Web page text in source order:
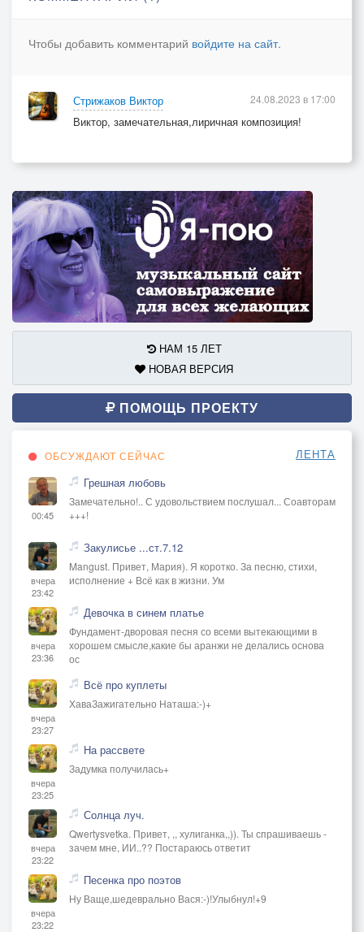
Самой лучшей женой на свете , да……
Самой лучшей женой на свете .
Параллельно идет по жизни,
Может встретиться надо вновь,
Чтобы вместе идти до тризны.
Чтобы добавить комментарий войдите на сайт.
Стрижаков Виктор
Виктор, замечательная,лиричная композиция!
24.08.2023 в 17:00
НАМ 15 ЛЕТ
НОВАЯ ВЕРСИЯ
ПОМОЩЬ ПРОЕКТУ
ОБСУЖДАЮТ СЕЙЧАС ЛЕНТА
00:45
Грешная любовь
Замечательно!.. С удовольствием послушал... Соавторам
+++!
вчера
23:42
Закулисье ...ст.7.12
Mangust. Привет, Мария). Я коротко. За песню, стихи,
исполнение + Всё как в жизни. Ум
вчера
23:36
Девочка в синем платье
Фундамент-дворовая песня со всеми вытекающими в
хорошем смысле,какие бы аранжи не делались основа
ос
вчера
23:27
Всё про куплеты
ХаваЗажигательно Наташа:-)+
вчера
23:25
На рассвете
Задумка получилась+
вчера
23:22
Солнца луч.
Qwertysvetka. Привет, ,, хулиганка,,)). Ты спрашиваешь -
зачем мне, ИИ..?? Постараюсь ответит
вчера
23:22
Песенка про поэтов
Ну Ваще,шедеврально Вася:-)!Улыбнул!+9